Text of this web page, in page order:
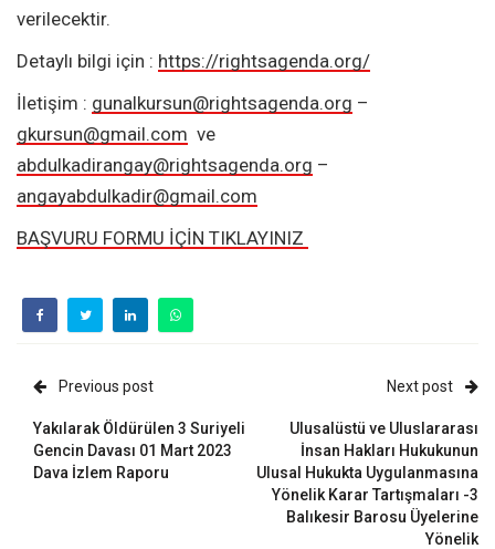
verilecektir.
Detaylı bilgi için : https://rightsagenda.org/
İletişim : gunalkursun@rightsagenda.org –
gkursun@gmail.com ve
abdulkadirangay@rightsagenda.org –
angayabdulkadir@gmail.com
BAŞVURU FORMU İÇİN TIKLAYINIZ
Previous post
Yakılarak Öldürülen 3 Suriyeli
Gencin Davası 01 Mart 2023
Dava İzlem Raporu
Next post
Ulusalüstü ve Uluslararası
İnsan Hakları Hukukunun
Ulusal Hukukta Uygulanmasına
Yönelik Karar Tartışmaları -3
Balıkesir Barosu Üyelerine
Yönelik